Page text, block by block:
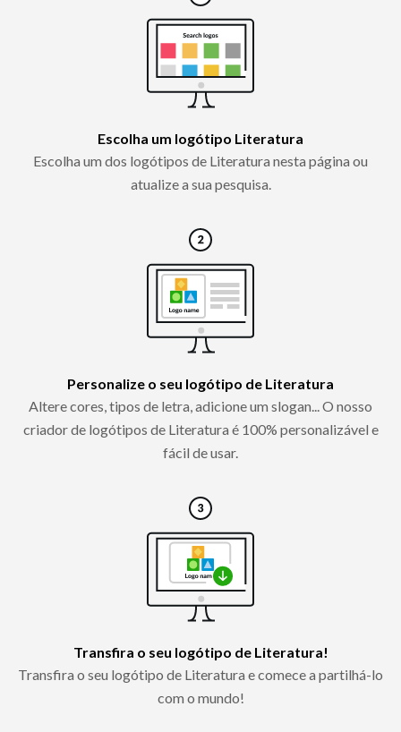
Escolha um logótipo Literatura
Escolha um dos logótipos de Literatura nesta página ou
atualize a sua pesquisa.
Personalize o seu logótipo de Literatura
Altere cores, tipos de letra, adicione um slogan... O nosso
criador de logótipos de Literatura é 100% personalizável e
fácil de usar.
Transfira o seu logótipo de Literatura!
Transfira o seu logótipo de Literatura e comece a partilhá-lo
com o mundo!